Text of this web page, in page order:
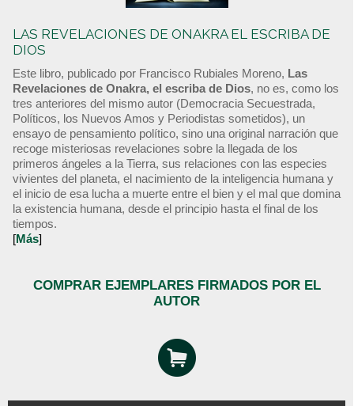
LAS REVELACIONES DE ONAKRA EL ESCRIBA DE
DIOS
Este libro, publicado por Francisco Rubiales Moreno, Las
Revelaciones de Onakra, el escriba de Dios, no es, como los
tres anteriores del mismo autor (Democracia Secuestrada,
Políticos, los Nuevos Amos y Periodistas sometidos), un
ensayo de pensamiento político, sino una original narración que
recoge misteriosas revelaciones sobre la llegada de los
primeros ángeles a la Tierra, sus relaciones con las especies
vivientes del planeta, el nacimiento de la inteligencia humana y
el inicio de esa lucha a muerte entre el bien y el mal que domina
la existencia humana, desde el principio hasta el final de los
tiempos.
[Más]
COMPRAR EJEMPLARES FIRMADOS POR EL
AUTOR